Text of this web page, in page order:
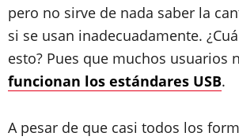
pero no sirve de nada saber la
si se usan inadecuadamente.
esto? Pues que muchos usuarios
funcionan los estándares USB.
A pesar de que casi todos los